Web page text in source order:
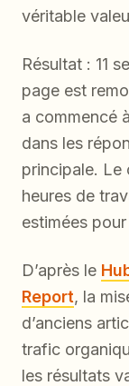
véritable
Résultat : 11
page est
a commencé
dans les
principale. Le
heures de
estimées
D’après le
Report, la
d’anciens
trafic
les résultats